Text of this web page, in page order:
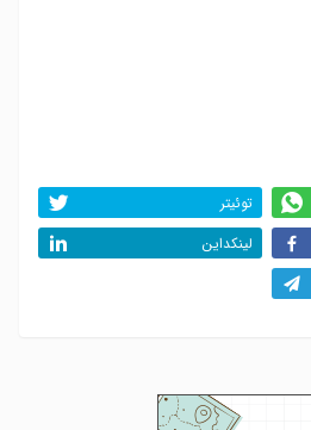
توئیتر
لینکداین